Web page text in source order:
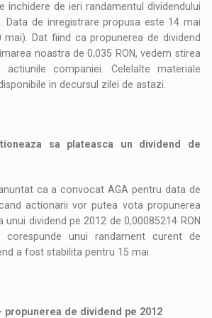
inchidere de ieri randamentul dividendului
Data de inregistrare propusa este 14 mai
mai). Dat fiind ca propunerea de dividend
noastra de 0,035 RON, vedem stirea
companiei. Celelalte materiale
in decursul zilei de astazi.
sa plateasca un dividend de
ca a convocat AGA pentru data de
actionarii vor putea vota propunerea
dividend pe 2012 de 0,00085214 RON
corespunde unui randament curent de
a fost stabilita pentru 15 mai.
propunerea de dividend pe 2012